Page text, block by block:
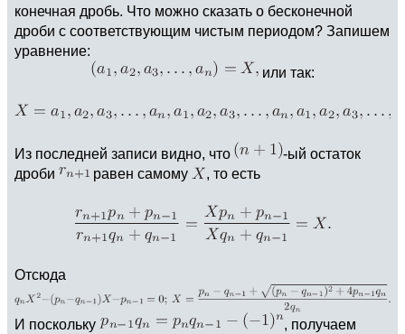
конечная дробь. Что можно сказать о бесконечной
дроби с соответствующим чистым периодом? Запишем
уравнение:
или так:
Из последней записи видно, что
-ый остаток
дроби
равен самому , то есть
Отсюда
И поскольку
, получаем